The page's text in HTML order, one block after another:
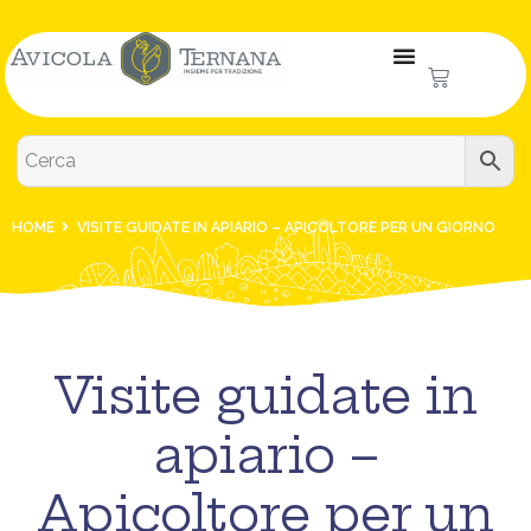
HOME VISITE GUIDATE IN APIARIO – APICOLTORE PER UN GIORNO
Visite guidate in
apiario –
Apicoltore per un